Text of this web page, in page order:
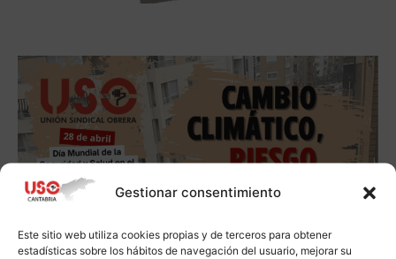
Gestionar consentimiento
Este sitio web utiliza cookies propias y de terceros para obtener
estadísticas sobre los hábitos de navegación del usuario, mejorar su